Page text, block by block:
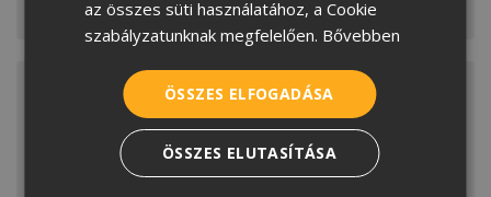
MEGNÉZEM SERBIAN
az összes süti használatához, a Cookie
szabályzatunknak megfelelően. Bővebben
ÖSSZES ELFOGADÁSA
ÖSSZES ELUTASÍTÁSA